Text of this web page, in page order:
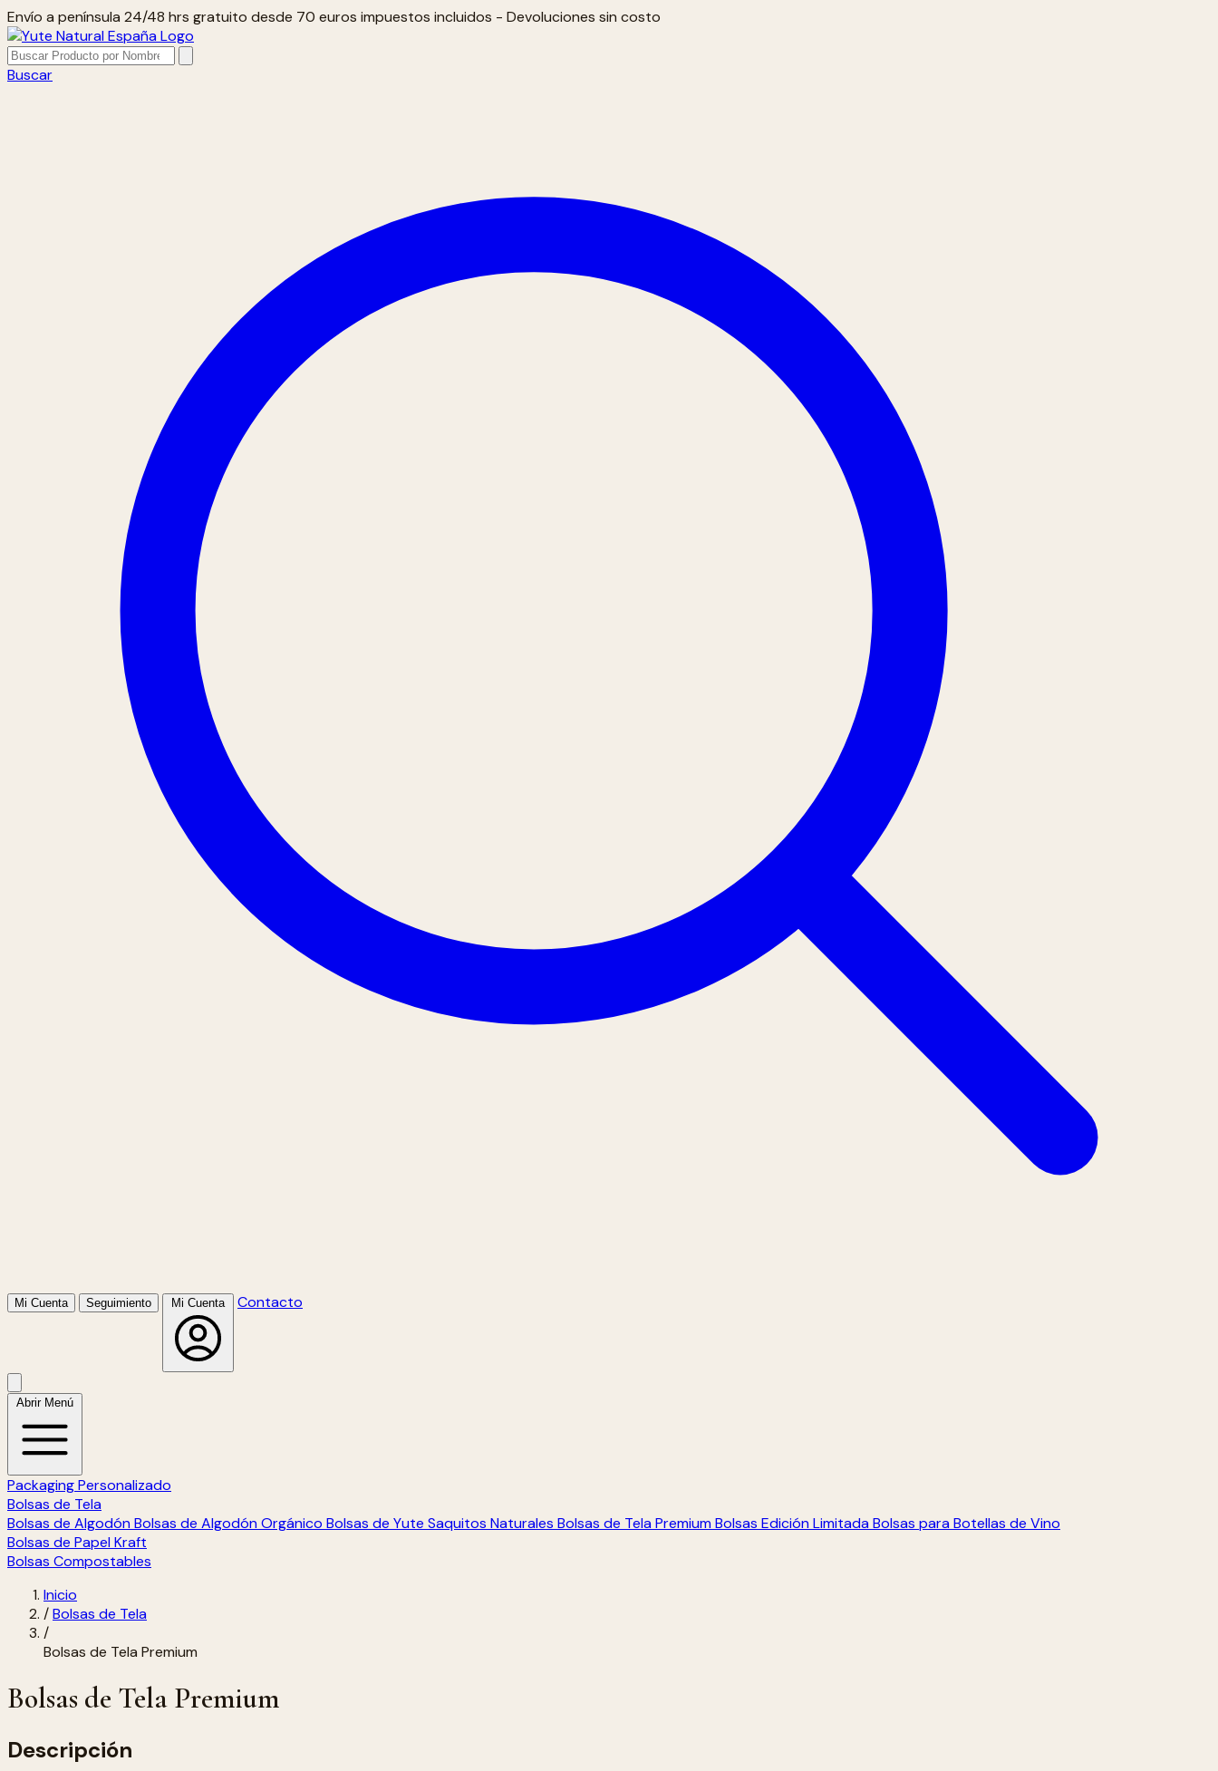
Envío a península 24/48 hrs gratuito desde 70 euros impuestos incluidos - Devoluciones sin costo
Buscar
Mi Cuenta Seguimiento Mi Cuenta Contacto
Abrir Menú
Packaging Personalizado
Bolsas de Tela
Bolsas de Algodón Bolsas de Algodón Orgánico Bolsas de Yute Saquitos Naturales Bolsas de Tela Premium Bolsas Edición Limitada Bolsas para Botellas de Vino
Bolsas de Papel Kraft
Bolsas Compostables
Inicio
/Bolsas de Tela
/
Bolsas de Tela Premium
Bolsas de Tela Premium
Descripción